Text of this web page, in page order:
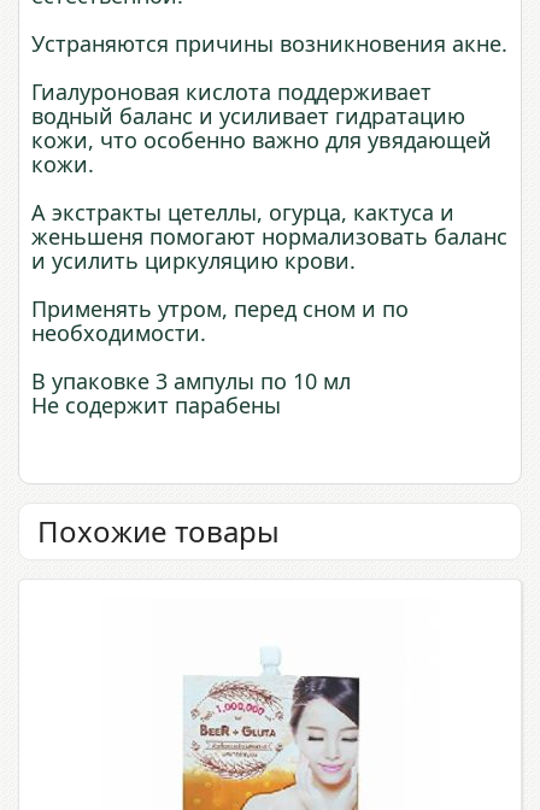
Устраняются причины возникновения акне.
Гиалуроновая кислота поддерживает
водный баланс и усиливает гидратацию
кожи, что особенно важно для увядающей
кожи.
А экстракты цетеллы, огурца, кактуса и
женьшеня помогают нормализовать баланс
и усилить циркуляцию крови.
Применять утром, перед сном и по
необходимости.
В упаковке 3 ампулы по 10 мл
Не содержит парабены
Похожие товары